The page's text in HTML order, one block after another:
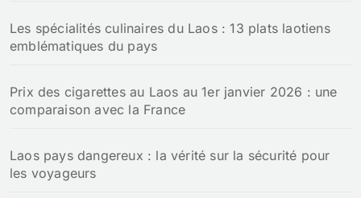
Les spécialités culinaires du Laos : 13 plats laotiens
emblématiques du pays
Prix des cigarettes au Laos au 1er janvier 2026 : une
comparaison avec la France
Laos pays dangereux : la vérité sur la sécurité pour
les voyageurs